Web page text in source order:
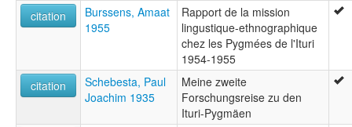
citation
Burssens, Amaat
1955
Rapport de la mission
lingustique-ethnographique
chez les Pygmées de l'Ituri
1954-1955
citation
Schebesta, Paul
Joachim 1935
Meine zweite
Forschungsreise zu den
Ituri-Pygmäen